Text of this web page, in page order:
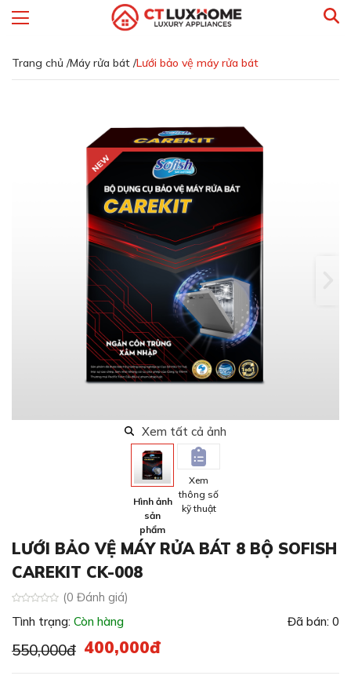
Trang chủ /Máy rửa bát /Lưới bảo vệ máy rửa bát
Xem tất cả ảnh
Hình ảnh
sản
phẩm
Xem
thông số
kỹ thuật
LƯỚI BẢO VỆ MÁY RỬA BÁT 8 BỘ SOFISH
CAREKIT CK-008
(0 Đánh giá)
Tình trạng: Còn hàng Đã bán: 0
550,000đ 400,000đ